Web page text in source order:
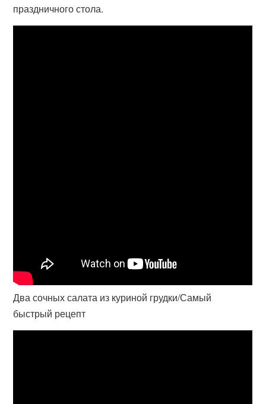
праздничного стола.
Два сочных салата из куриной грудки/Самый
быстрый рецепт